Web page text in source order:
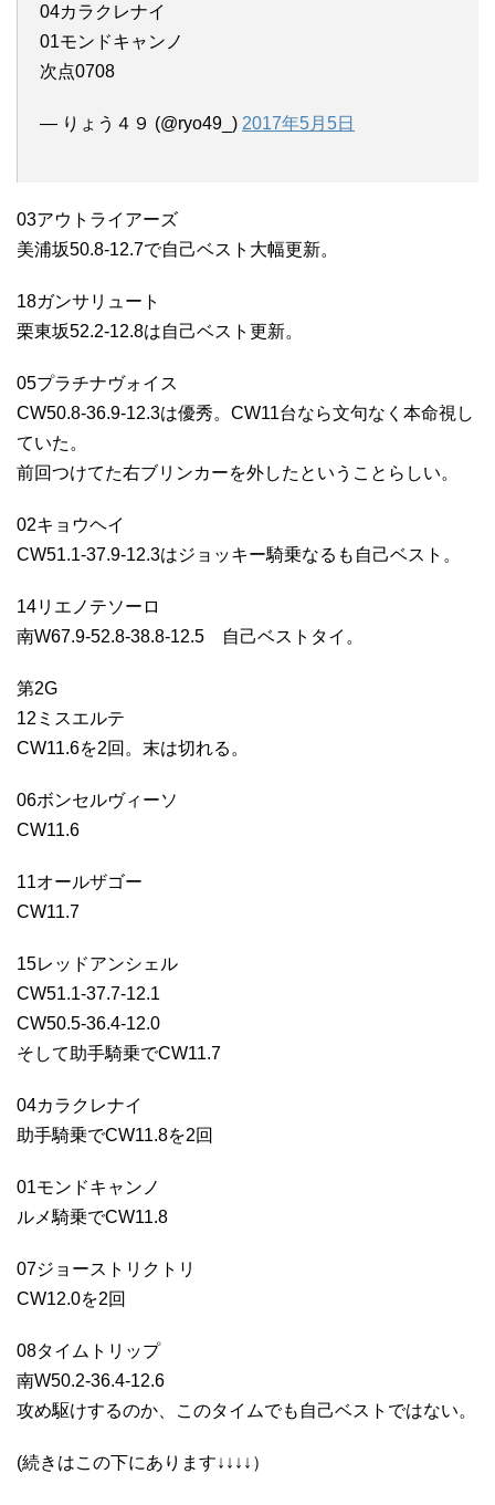
04カラクレナイ
01モンドキャンノ
次点0708
— りょう４９ (@ryo49_) 2017年5月5日
03アウトライアーズ
美浦坂50.8-12.7で自己ベスト大幅更新。
18ガンサリュート
栗東坂52.2-12.8は自己ベスト更新。
05プラチナヴォイス
CW50.8-36.9-12.3は優秀。CW11台なら文句なく本命視し
ていた。
前回つけてた右ブリンカーを外したということらしい。
02キョウヘイ
CW51.1-37.9-12.3はジョッキー騎乗なるも自己ベスト。
14リエノテソーロ
南W67.9-52.8-38.8-12.5 自己ベストタイ。
第2G
12ミスエルテ
CW11.6を2回。末は切れる。
06ボンセルヴィーソ
CW11.6
11オールザゴー
CW11.7
15レッドアンシェル
CW51.1-37.7-12.1
CW50.5-36.4-12.0
そして助手騎乗でCW11.7
04カラクレナイ
助手騎乗でCW11.8を2回
01モンドキャンノ
ルメ騎乗でCW11.8
07ジョーストリクトリ
CW12.0を2回
08タイムトリップ
南W50.2-36.4-12.6
攻め駆けするのか、このタイムでも自己ベストではない。
(続きはこの下にあります↓↓↓↓）